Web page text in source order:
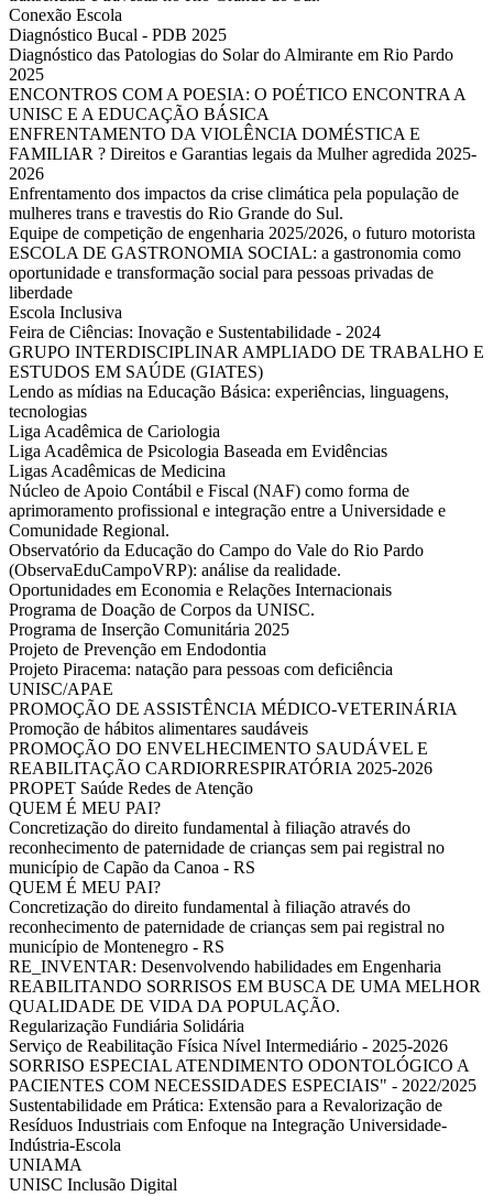
Conexão Escola
Diagnóstico Bucal - PDB 2025
Diagnóstico das Patologias do Solar do Almirante em Rio Pardo
2025
ENCONTROS COM A POESIA: O POÉTICO ENCONTRA A
UNISC E A EDUCAÇÃO BÁSICA
ENFRENTAMENTO DA VIOLÊNCIA DOMÉSTICA E
FAMILIAR ? Direitos e Garantias legais da Mulher agredida 2025-
2026
Enfrentamento dos impactos da crise climática pela população de
mulheres trans e travestis do Rio Grande do Sul.
Equipe de competição de engenharia 2025/2026, o futuro motorista
ESCOLA DE GASTRONOMIA SOCIAL: a gastronomia como
oportunidade e transformação social para pessoas privadas de
liberdade
Escola Inclusiva
Feira de Ciências: Inovação e Sustentabilidade - 2024
GRUPO INTERDISCIPLINAR AMPLIADO DE TRABALHO E
ESTUDOS EM SAÚDE (GIATES)
Lendo as mídias na Educação Básica: experiências, linguagens,
tecnologias
Liga Acadêmica de Cariologia
Liga Acadêmica de Psicologia Baseada em Evidências
Ligas Acadêmicas de Medicina
Núcleo de Apoio Contábil e Fiscal (NAF) como forma de
aprimoramento profissional e integração entre a Universidade e
Comunidade Regional.
Observatório da Educação do Campo do Vale do Rio Pardo
(ObservaEduCampoVRP): análise da realidade.
Oportunidades em Economia e Relações Internacionais
Programa de Doação de Corpos da UNISC.
Programa de Inserção Comunitária 2025
Projeto de Prevenção em Endodontia
Projeto Piracema: natação para pessoas com deficiência
UNISC/APAE
PROMOÇÃO DE ASSISTÊNCIA MÉDICO-VETERINÁRIA
Promoção de hábitos alimentares saudáveis
PROMOÇÃO DO ENVELHECIMENTO SAUDÁVEL E
REABILITAÇÃO CARDIORRESPIRATÓRIA 2025-2026
PROPET Saúde Redes de Atenção
QUEM É MEU PAI?
Concretização do direito fundamental à filiação através do
reconhecimento de paternidade de crianças sem pai registral no
município de Capão da Canoa - RS
QUEM É MEU PAI?
Concretização do direito fundamental à filiação através do
reconhecimento de paternidade de crianças sem pai registral no
município de Montenegro - RS
RE_INVENTAR: Desenvolvendo habilidades em Engenharia
REABILITANDO SORRISOS EM BUSCA DE UMA MELHOR
QUALIDADE DE VIDA DA POPULAÇÃO.
Regularização Fundiária Solidária
Serviço de Reabilitação Física Nível Intermediário - 2025-2026
SORRISO ESPECIAL ATENDIMENTO ODONTOLÓGICO A
PACIENTES COM NECESSIDADES ESPECIAIS" - 2022/2025
Sustentabilidade em Prática: Extensão para a Revalorização de
Resíduos Industriais com Enfoque na Integração Universidade-
Indústria-Escola
UNIAMA
UNISC Inclusão Digital